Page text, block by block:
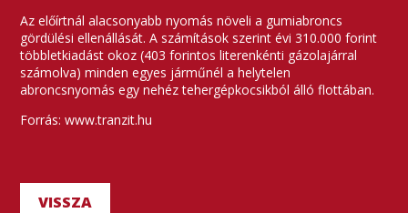
Az előírtnál alacsonyabb nyomás növeli a gumiabroncs
gördülési ellenállását. A számítások szerint évi 310.000 forint
többletkiadást okoz (403 forintos literenkénti gázolajárral
számolva) minden egyes járműnél a helytelen
abroncsnyomás egy nehéz tehergépkocsikból álló flottában.
Forrás: www.tranzit.hu
VISSZA